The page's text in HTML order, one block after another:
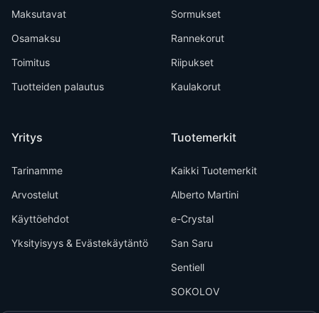
Maksutavat
Osamaksu
Toimitus
Tuotteiden palautus
Yritys
Tarinamme
Arvostelut
Käyttöehdot
Yksityisyys & Evästekäytäntö
Sormukset
Rannekorut
Riipukset
Kaulakorut
Tuotemerkit
Kaikki Tuotemerkit
Alberto Martini
e-Crystal
San Saru
Sentiell
SOKOLOV